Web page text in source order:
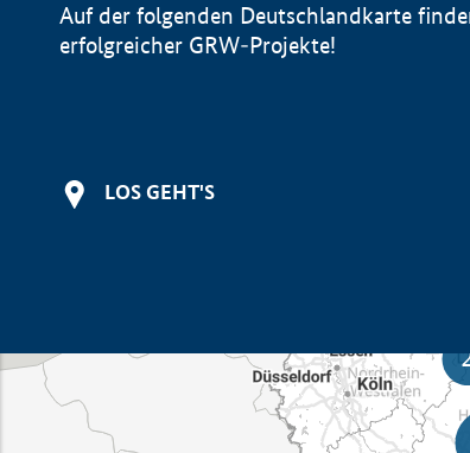
Auf der folgenden Deutschlandkarte
erfolgreicher GRW-Projekte!
LOS GEHT'S